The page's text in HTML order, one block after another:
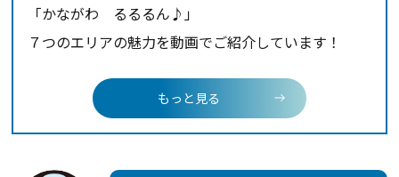
「かながわ るるるん♪」
７つのエリアの魅力を動画でご紹介しています！
もっと見る